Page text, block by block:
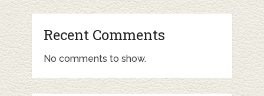
Recent Comments
No comments to show.